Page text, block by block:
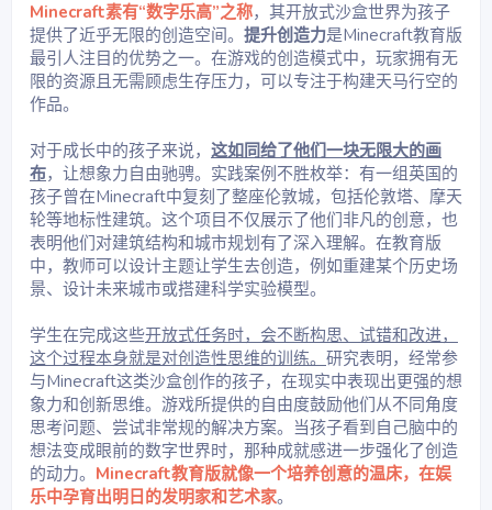
Minecraft素有“数字乐高”之称，其开放式沙盒世界为孩子
提供了近乎无限的创造空间。 提升创造力是Minecraft教育版
最引人注目的优势之一。在游戏的创造模式中，玩家拥有无
限的资源且无需顾虑生存压力，可以专注于构建天马行空的
作品。
对于成长中的孩子来说， 这如同给了他们一块无限大的画
布，让想象力自由驰骋。实践案例不胜枚举：有一组英国的
孩子曾在Minecraft中复刻了整座伦敦城，包括伦敦塔、摩天
轮等地标性建筑。这个项目不仅展示了他们非凡的创意，也
表明他们对建筑结构和城市规划有了深入理解。在教育版
中，教师可以设计主题让学生去创造，例如重建某个历史场
景、设计未来城市或搭建科学实验模型。
学生在完成这些开放式任务时，会不断构思、试错和改进，
这个过程本身就是对创造性思维的训练。 研究表明，经常参
与Minecraft这类沙盒创作的孩子，在现实中表现出更强的想
象力和创新思维。游戏所提供的自由度鼓励他们从不同角度
思考问题、尝试非常规的解决方案。当孩子看到自己脑中的
想法变成眼前的数字世界时，那种成就感进一步强化了创造
的动力。 Minecraft教育版就像一个培养创意的温床，在娱
乐中孕育出明日的发明家和艺术家。